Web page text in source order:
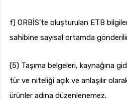
f) ORBİS’te oluşturulan ETB
sahibine sayısal ortamda
(5) Taşıma belgeleri, kaynağına
tür ve niteliği açık ve anlaşılır
ürünler adına düzenlenemez.